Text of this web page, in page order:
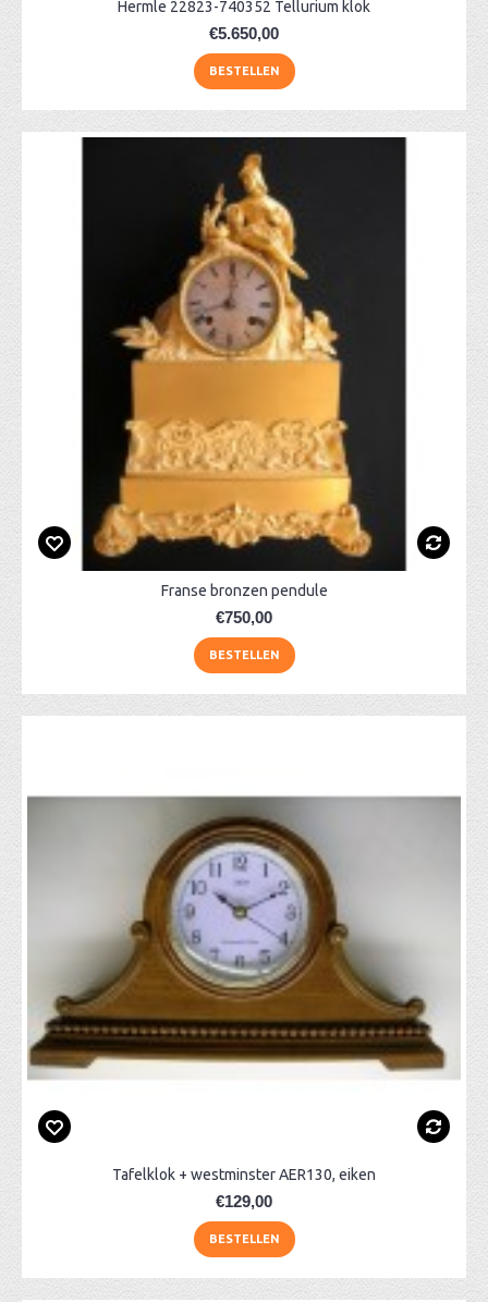
Hermle 22823-740352 Tellurium klok
€5.650,00
BESTELLEN
Franse bronzen pendule
€750,00
BESTELLEN
Tafelklok + westminster AER130, eiken
€129,00
BESTELLEN